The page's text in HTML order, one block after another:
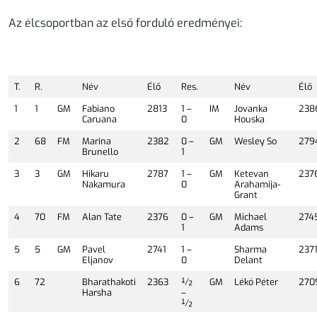
Az élcsoportban az első forduló eredményei:
T. R. Név Élő Res. Név
Élő
1
1 GM
Fabiano
Caruana
2813
1 –
0
IM
Jovanka
Houska
2 68 FM
Marina
Brunello
2382
0 –
1
GM Wesley So
3 3 GM
Hikaru
Nakamura
2787
1 –
0
GM
Ketevan
Arahamija-
Grant
4 70 FM Alan Tate 2376
0 –
1
GM
Michael
Adams
5 5 GM
Pavel
Eljanov
2741
1 –
0
Sharma
Delant
2371
6 72
Bharathakoti
Harsha
2363
½
–
½
GM Lékó Péter